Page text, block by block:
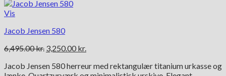
Vis
Jacob Jensen 580
6,495.00kr. Den
pris
3,250.00 kr.
pris
Jacob Jensen 580 herreur med rektangulær titanium urkasse og